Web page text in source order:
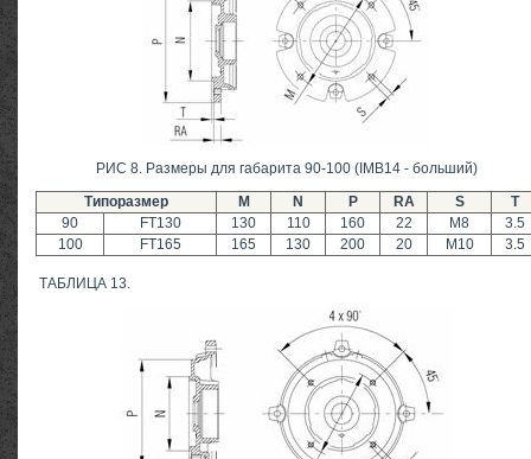
РИС 8. Размеры для габарита 90-100 (IMB14 - больший)
Типоразмер
M N P RA S
T
90
FT130 130 110 160 22 M8
3.5
100
FT165 165 130 200 20 M10 3.5
ТАБЛИЦА 13.